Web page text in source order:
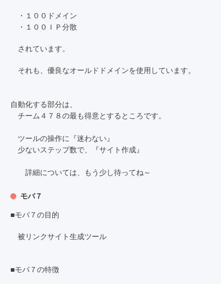
・１００ドメイン
・１００ＩＰ分散
されています。
それも、優良なオールドドメインを使用しています。
自動化する部分は、
チーム４７８の最も得意とするところです。
ツールの操作に『迷わない』
少ないステップ数で、『サイト作成』
詳細については、もう少し待ってね～
モバ７
■モバ７の目的
被リンクサイト生成ツール
■モバ７の特徴